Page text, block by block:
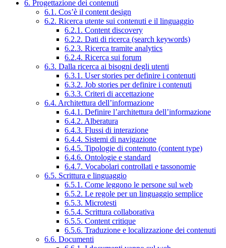
6. Progettazione dei contenuti
6.1. Cos’è il content design
6.2. Ricerca utente sui contenuti e il linguaggio
6.2.1. Content discovery
6.2.2. Dati di ricerca (search keywords)
6.2.3. Ricerca tramite analytics
6.2.4. Ricerca sui forum
6.3. Dalla ricerca ai bisogni degli utenti
6.3.1. User stories per definire i contenuti
6.3.2. Job stories per definire i contenuti
6.3.3. Criteri di accettazione
6.4. Architettura dell’informazione
6.4.1. Definire l’architettura dell’informazione
6.4.2. Alberatura
6.4.3. Flussi di interazione
6.4.4. Sistemi di navigazione
6.4.5. Tipologie di contenuto (content type)
6.4.6. Ontologie e standard
6.4.7. Vocabolari controllati e tassonomie
6.5. Scrittura e linguaggio
6.5.1. Come leggono le persone sul web
6.5.2. Le regole per un linguaggio semplice
6.5.3. Microtesti
6.5.4. Scrittura collaborativa
6.5.5. Content critique
6.5.6. Traduzione e localizzazione dei contenuti
6.6. Documenti